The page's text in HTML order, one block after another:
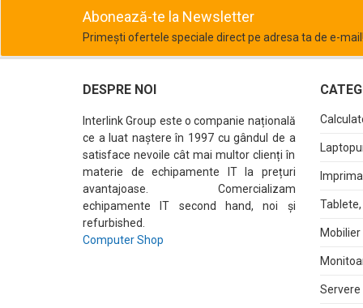
Abonează-te la Newsletter
Primești ofertele speciale direct pe adresa ta de e-mail!
DESPRE NOI
Interlink Group este o companie națională
ce a luat naștere în 1997 cu gândul de a
satisface nevoile cât mai multor clienți în
materie de echipamente IT la prețuri
avantajoase. Comercializam
echipamente IT second hand, noi și
refurbished.
Computer Shop
Mobilier
Servere